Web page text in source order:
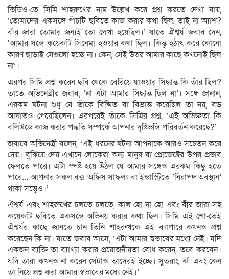
ভিডিও-তে সিমি শাহরুখের নাম উল্লেখ করে প্রশ্ন করতে দেখা যায়,
‘তোমাদের একসঙ্গে পাঁচটি ছবিতে কাজ করার কথা ছিল, তাই না অ্যাশ?
বীর জারা তোমার জন্যই তো লেখা হয়েছিল।’ যাতে ঐশ্বর্য জবাব দেন,
‘আমার সঙ্গে কয়েকটি সিনেমা হওয়ার কথা ছিল। কিন্তু হঠাৎ করে কোনো
কারণ ছাড়াই সেগুলো হচ্ছে না। কেন, সেই উত্তর আমার কাছে কখনোই ছিল
না’।
এরপর সিমি প্রশ্ন করেন ছবি থেকে বেরিয়ে যাওয়ার সিদ্ধান্ত কি তাঁর ছিল?
তাতে অভিনেত্রীর জবাব, ‘না এটা আমার সিদ্ধান্ত ছিল না’। সঙ্গে জানান,
এরকম ঘটনা শুধু যে তাঁকে বিষ্মিত বা বিভ্রান্ত করেছিল তা নয়, বড়
আঘাতও পেয়েছিলেন। এরপরেই তাঁকে সিমির প্রশ্ন, ‘এই অভিজ্ঞতা কি
বলিউডে কাজ করার পদ্ধতি সম্পর্কে আপনার দৃষ্টিভঙ্গি পরিবর্তন করেছে?’
জবাবে অভিনেত্রী বলেন, ‘এই ধরনের ঘটনা আপনাকে আরও সচেতন করে
দেয়। বুঝিয়ে দেয় এখানে লোকেরা অন্য মানুষ বা প্রোজেক্টের উপর প্রভাব
ফেলতে পারে। এটা স্পষ্ট হয়ে উঠল যে আমার সঙ্গেও এরকম কিছু হতে
পারে… আপনার সকল বক্স অফিস সাফল্য বা ইন্ডাস্ট্রিতে ‘নিরাপদ অবস্থান’
থাকা সত্ত্বেও।’
ঐশ্বর্য এবং শাহরুখের চলতে চলতে, কাল হো না হো এবং বীর জারা-সহ
কয়েকটি ছবিতে একসঙ্গে অভিনয় করার কথা ছিল। সিমি এই শো-তেই
ঐশ্বর্যর কাছে জানতে চান তিনি শাহরুখকে এই ব্যাপারে কখনও প্রশ্ন
করেছেন কি না। যাতে জবাব আসে, ‘এটা আমার স্বভাবের মধ্যে নেই। যদি
একজন ব্যক্তি তা ব্যাখ্যা করার প্রয়োজনীয়তা বোধ করেন, তবে করবেন।
যদি তারা কখনও না করেন সেটাও তাদেরই ইচ্ছে। সুতরাং, কী এবং কেন
তা নিয়ে প্রশ্ন করা আমার স্বভাবের মধ্যে নেই।’